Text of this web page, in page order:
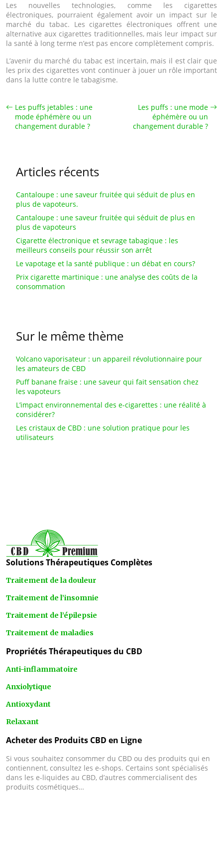
Les nouvelles technologies, comme les cigarettes
électroniques, pourraient également avoir un impact sur le
marché du tabac. Les cigarettes électroniques offrent une
alternative aux cigarettes traditionnelles, mais leur impact sur
la santé à long terme n’est pas encore complètement compris.
L’avenir du marché du tabac est incertain, mais il est clair que
les prix des cigarettes vont continuer à jouer un rôle important
dans la lutte contre le tabagisme.
Les puffs jetables : une
mode éphémère ou un
changement durable ?
Les puffs : une mode
éphémère ou un
changement durable ?
Articles récents
Cantaloupe : une saveur fruitée qui séduit de plus en
plus de vapoteurs.
Cantaloupe : une saveur fruitée qui séduit de plus en
plus de vapoteurs
Cigarette électronique et sevrage tabagique : les
meilleurs conseils pour réussir son arrêt
Le vapotage et la santé publique : un débat en cours?
Prix cigarette martinique : une analyse des coûts de la
consommation
Sur le même thème
Volcano vaporisateur : un appareil révolutionnaire pour
les amateurs de CBD
Puff banane fraise : une saveur qui fait sensation chez
les vapoteurs
L’impact environnemental des e-cigarettes : une réalité à
considérer?
Les cristaux de CBD : une solution pratique pour les
utilisateurs
Solutions Thérapeutiques Complètes
Traitement de la douleur
Traitement de l’insomnie
Traitement de l’épilepsie
Traitement de maladies
Propriétés Thérapeutiques du CBD
Anti-inflammatoire
Anxiolytique
Antioxydant
Relaxant
Acheter des Produits CBD en Ligne
Si vous souhaitez consommer du CBD ou des produits qui en
contiennent, consultez les e-shops. Certains sont spécialisés
dans les e-liquides au CBD, d’autres commercialisent des
produits cosmétiques…